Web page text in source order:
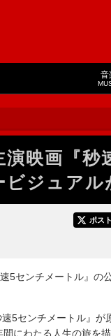
音
映画『秒
ビジュアル
ポスト
5センチメートル』の
5センチメートル』が
にわたる人生の旅を